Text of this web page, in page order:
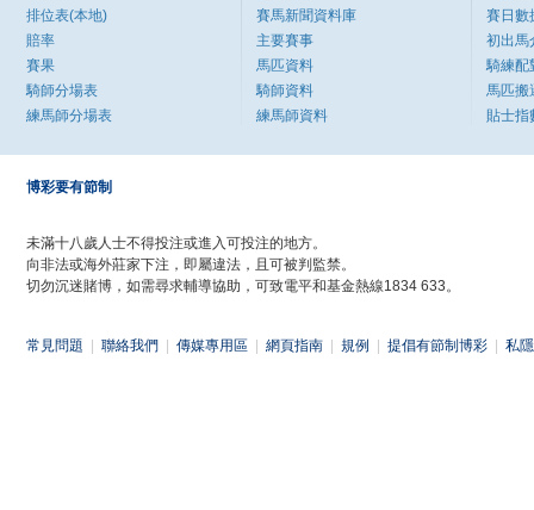
排位表(本地)
賠率
賽果
騎師分場表
練馬師分場表
賽馬新聞資料庫
主要賽事
馬匹資料
騎師資料
練馬師資料
賽日數
初出馬
騎練配
馬匹搬
貼士指
博彩要有節制
未滿十八歲人士不得投注或進入可投注的地方。
向非法或海外莊家下注，即屬違法，且可被判監禁。
切勿沉迷賭博，如需尋求輔導協助，可致電平和基金熱線1834 633。
常見問題 聯絡我們 傳媒專用區 網頁指南 規例 提倡有節制博彩 私